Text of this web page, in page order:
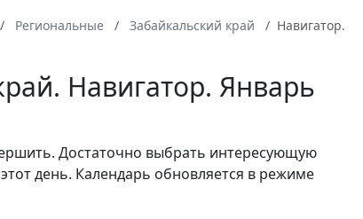
Региональные Забайкальский край
Навигатор.
Навигатор. Январь
Достаточно выбрать интересующую
день. Календарь обновляется в режиме